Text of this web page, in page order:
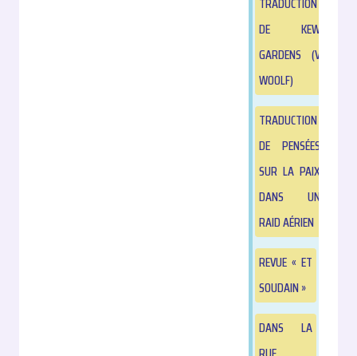
DE KEW
GARDENS (V
WOOLF)
TRADUCTION
DE PENSÉES
SUR LA PAIX
DANS UN
RAID AÉRIEN
REVUE « ET
SOUDAIN »
DANS LA